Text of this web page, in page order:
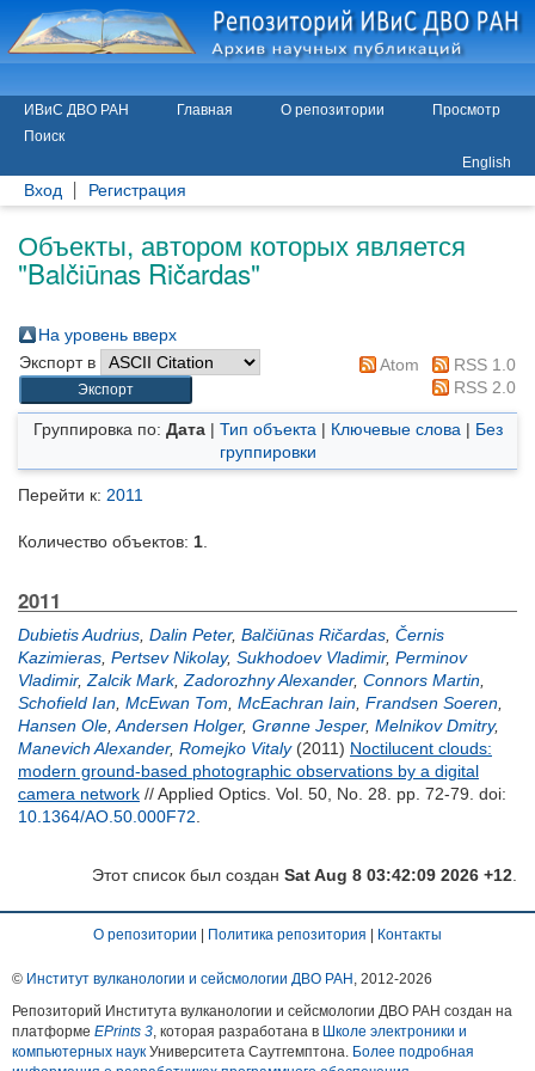
ИВиС ДВО РАН Главная О репозитории
Просмотр
Поиск
English
Вход Регистрация
Объекты, автором которых является
"Balčiūnas Ričardas"
На уровень вверх
Экспорт в
Atom
RSS 1.0
RSS 2.0
Группировка по: Дата| Тип объекта | Ключевые слова | Без
группировки
Перейти к: 2011
Количество объектов: 1
2011
Dubietis Audrius Dalin Peter, Balčiūnas Ričardas Černis
Kazimieras Pertsev Nikolay, Sukhodoev Vladimir, Perminov
Vladimir, Zalcik Mark, Zadorozhny Alexander, Connors Martin
Schofield Ian McEwan Tom McEachran Iain Frandsen Soeren
Hansen Ole Andersen Holger, Grønne Jesper, Melnikov Dmitry,
Manevich Alexander, Romejko Vitaly(2011) Noctilucent clouds:
modern ground-based photographic observations by a digital
camera network // Applied Optics. Vol. 50, No. 28. pp. 72-79. doi:
10.1364/AO.50.000F72
Этот список был создан Sat Aug 8 03:42:09 2026 +12
О репозитории Политика репозитория Контакты
© Институт вулканологии и сейсмологии ДВО РАН , 2012-2026
Репозиторий Института вулканологии и сейсмологии ДВО РАН создан на
платформе EPrints 3, которая разработана в Школе электроники и
компьютерных наук Университета Саутгемптона. Более подробная